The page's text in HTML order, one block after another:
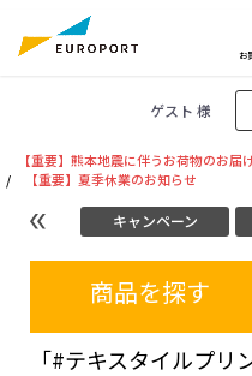
ゲスト 様
お
【重要】熊本地震に伴うお荷物のお届
/
【重要】夏季休業のお知らせ
キャンペーン
商品を探す
「#テキスタイルプ